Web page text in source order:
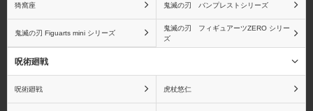
猗窩座 鬼滅の刃 バンプレストシリーズ
鬼滅の刃 Figuarts mini シリーズ
鬼滅の刃 フィギュアーツZERO シリー
ズ
呪術廻戦
呪術廻戦 虎杖悠仁